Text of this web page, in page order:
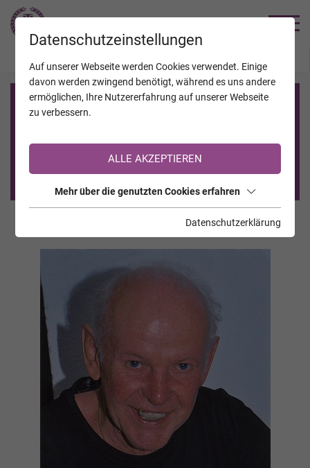
Registrierung auf TrauerHilfe.it
Sie sind noch nicht auf TrauerHilfe.it registriert?
>> zur kostenlosen Registrierung <<
Datenschutzeinstellungen
Auf unserer Webseite werden Cookies verwendet. Einige
davon werden zwingend benötigt, während es uns andere
ermöglichen, Ihre Nutzererfahrung auf unserer Webseite
zu verbessern.
ALLE AKZEPTIEREN
Mehr über die genutzten Cookies erfahren
Datenschutzerklärung
JAHRESTAGE KALENDER VERSTORBENE